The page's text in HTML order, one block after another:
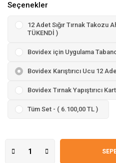
Seçenekler
12 Adet Sığır Tırnak Takozu
TÜKENDİ )
Bovidex için Uygulama
Bovidex Karıştırıcı Ucu 12
Bovidex Tırnak Yapıştırıcı
Tüm Set - ( 6.100,00 TL )